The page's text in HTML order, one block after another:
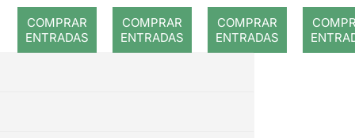
COMPRAR
ENTRADAS
COMPRAR
ENTRADAS
COMPRAR
ENTRADAS